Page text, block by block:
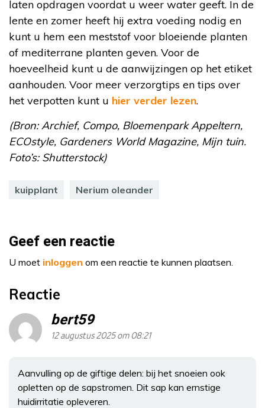
laten opdragen voordat u weer water geeft. In de
lente en zomer heeft hij extra voeding nodig en
kunt u hem een meststof voor bloeiende planten
of mediterrane planten geven. Voor de
hoeveelheid kunt u de aanwijzingen op het etiket
aanhouden. Voor meer verzorgtips en tips over
het verpotten kunt u hier verder lezen.
(Bron: Archief, Compo, Bloemenpark Appeltern,
ECOstyle, Gardeners World Magazine, Mijn tuin.
Foto’s: Shutterstock)
kuipplant Nerium oleander
Geef een reactie
U moet inloggen om een reactie te kunnen plaatsen.
Reactie
bert59
12 augustus 2025 om 08:21
Aanvulling op de giftige delen: bij het snoeien ook
opletten op de sapstromen. Dit sap kan ernstige
huidirritatie opleveren.